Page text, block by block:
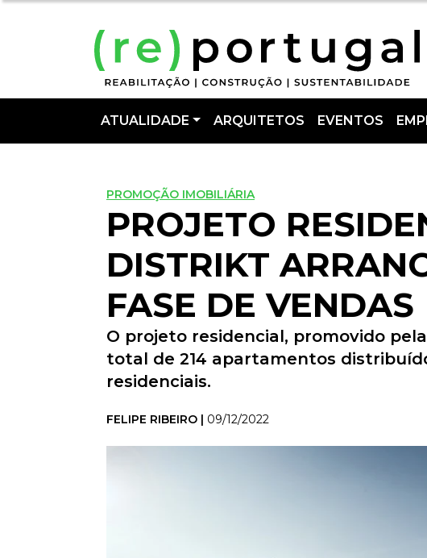
ATUALIDADE ARQUITETOS EVENTOS
PROMOÇÃO IMOBILIÁRIA
PROJETO
DISTRIKT
FASE DE VENDAS
O projeto residencial, promovido
total de 214 apartamentos
residenciais.
FELIPE RIBEIRO | 09/12/2022